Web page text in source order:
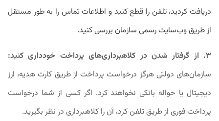
دریافت کردید، تلفن را قطع کنید و اطلاعات تماس را به طور مستقل
از طریق وب‌سایت رسمی سازمان بررسی کنید.
۳. از گرفتار شدن در کلاهبرداری‌های پرداخت خودداری کنید:
سازمان‌های دولتی هرگز درخواست پرداخت از طریق کارت هدیه، ارز
دیجیتال یا حواله بانکی نخواهند کرد. اگر کسی از شما درخواست
پرداخت فوری از طریق تلفن کرد، آن را کلاهبرداری در نظر بگیرید.